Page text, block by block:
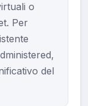
o
Per
del